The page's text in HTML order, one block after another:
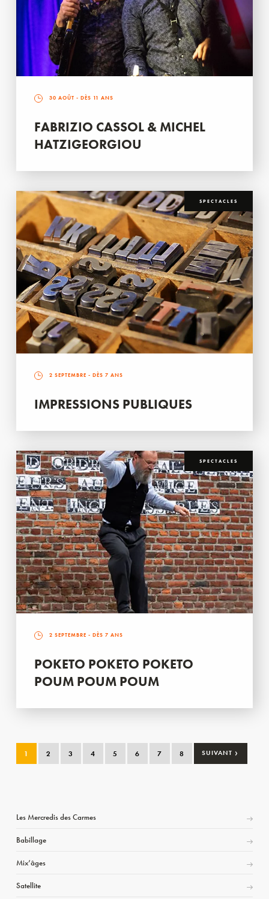
30 AOÛT - DÈS 11 ANS
FABRIZIO CASSOL & MICHEL
HATZIGEORGIOU
SPECTACLES
2 SEPTEMBRE - DÈS 7 ANS
IMPRESSIONS PUBLIQUES
SPECTACLES
2 SEPTEMBRE - DÈS 7 ANS
POKETO POKETO POKETO
POUM POUM POUM
1 2 3 4 5 6 7 8 SUIVANT ›
Les Mercredis des Carmes
Babillage
Mix’âges
Satellite